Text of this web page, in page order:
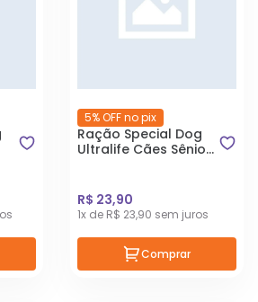
5% OFF no pix
Ração Special Dog
Ultralife Cães Sênior
R$ 23,90
1x de R$ 23,90 sem juros
Comprar